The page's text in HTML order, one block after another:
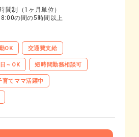
間制（1ヶ月単位）
の間の5時間以上
OK 交通費支給
～OK 短時間勤務相談可
育てママ活躍中